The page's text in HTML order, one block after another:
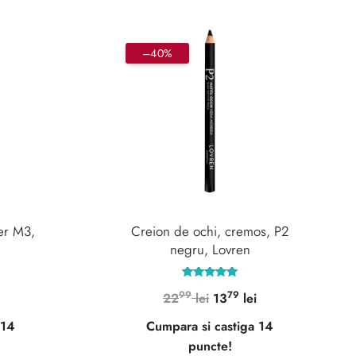
M3,
curent
–40%
Creion de ochi, cremos, P2
negru, Lovren
5.00
din 5
2299 lei Prețul
inițial
a
1379 leiPrețul
curent
Cumpara si castiga 14
puncte!